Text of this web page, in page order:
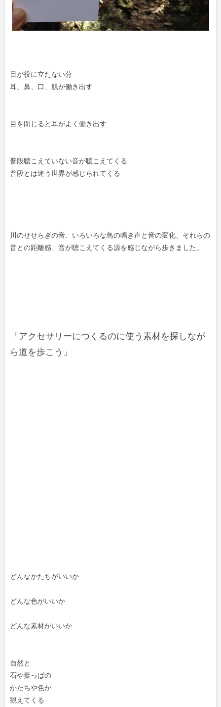
目が役に立たない分
耳、鼻、口、肌が働き出す
目を閉じると耳がよく働き出す
普段聴こえていない音が聴こえてくる
普段とは違う世界が感じられてくる
川のせせらぎの音、いろいろな鳥の鳴き声と音の変化、それらの
音との距離感、音が聴こえてくる源を感じながら歩きました。
「アクセサリーにつくるのに使う素材を探しなが
ら道を歩こう」
どんなかたちがいいか
どんな色がいいか
どんな素材がいいか
自然と
石や葉っぱの
かたちや色が
観えてくる